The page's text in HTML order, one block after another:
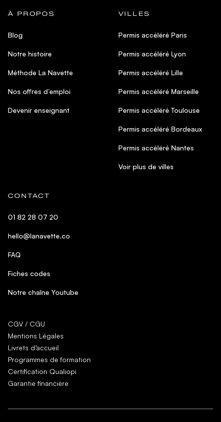
À PROPOS
Blog
Notre histoire
Méthode La Navette
Nos offres d’emploi
Devenir enseignant
VILLES
Permis accéléré Paris
Permis accéléré Lyon
Permis accéléré Lille
Permis accéléré Marseille
Permis accéléré Toulouse
Permis accéléré Bordeaux
Permis accéléré Nantes
Voir plus de villes
CONTACT
01 82 28 07 20
hello@lanavette.co
FAQ
Fiches codes
Notre chaîne Youtube
CGV / CGU
Mentions Légales
Livrets d’accueil
Programmes de formation
Certification Qualiopi
Garantie financière